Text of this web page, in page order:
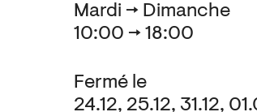
Mardi → Dimanche
10:00 → 18:00
Fermé le
24.12, 25.12, 31.12,